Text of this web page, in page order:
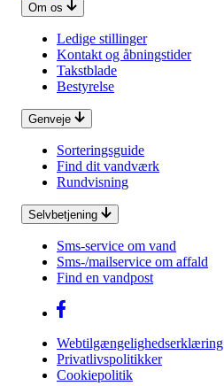
Om os
Ledige stillinger
Kontakt og åbningstider
Takstblade
Bestyrelse
Genveje
Sorteringsguide
Find dit vandværk
Rundvisning
Selvbetjening
Sms-service om vand
Sms-/mailservice om affald
Find en vandpost
Webtilgængelighedserklæring
Privatlivspolitikker
Cookiepolitik